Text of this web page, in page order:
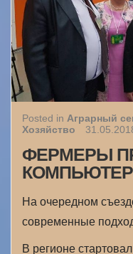
Posted in Аграрный
Хозяйство
ФЕРМЕРЫ
На очередном
современные
В регионе